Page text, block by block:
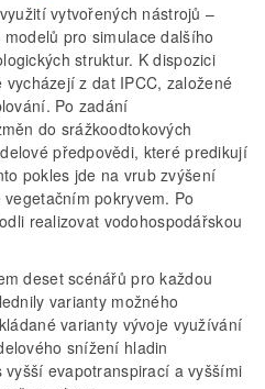
vytvořených nástrojů –
pro simulace dalšího
struktur. K dispozici
z dat IPCC, založené
Po zadání
do srážkoodtokových
předpovědi, které predikují
pokles jde na vrub zvýšení
pokryvem. Po
realizovat vodohospodářskou
deset scénářů pro každou
varianty možného
varianty vývoje využívání
snížení hladin
evapotranspirací a vyššími